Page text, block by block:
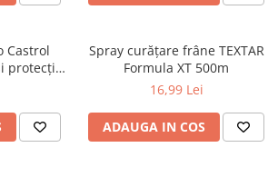
Castrol
protecție
Spray curățare frâne TEXTAR
Formula XT 500m
16,99 Lei
ADAUGA IN COS